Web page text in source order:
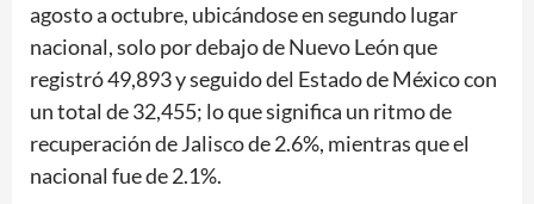
agosto a octubre, ubicándose en segundo lugar
nacional, solo por debajo de Nuevo León que
registró 49,893 y seguido del Estado de México con
un total de 32,455; lo que significa un ritmo de
recuperación de Jalisco de 2.6%, mientras que el
nacional fue de 2.1%.